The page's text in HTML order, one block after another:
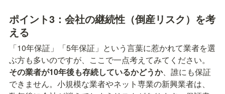
ポイント3：会社の継続性（倒産リスク）を考
える
「10年保証」「5年保証」という言葉に惹かれて業者を選
ぶ方も多いのですが、ここで一点考えてみてください。
その業者が10年後も存続しているかどうか、誰にも保証
できません。小規模な業者やネット専業の新興業者は、